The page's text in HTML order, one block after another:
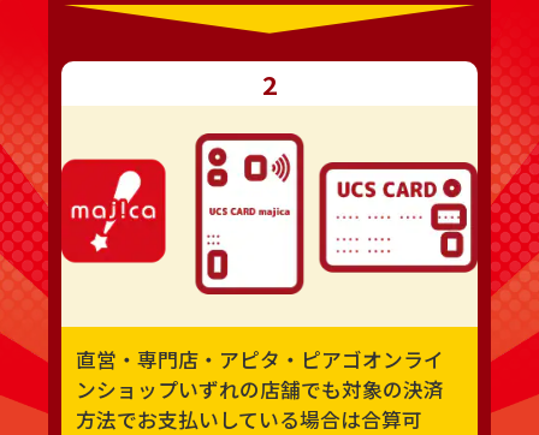
2
直営・専門店・アピタ・ピアゴオンライ
ンショップいずれの店舗でも対象の決済
方法でお支払いしている場合は合算可